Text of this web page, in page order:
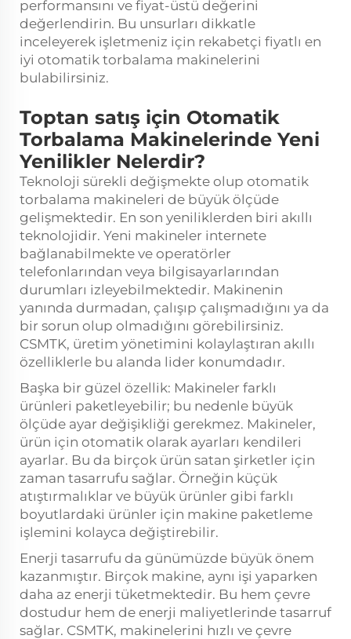
performansını ve fiyat-üstü değerini
değerlendirin. Bu unsurları dikkatle
inceleyerek işletmeniz için rekabetçi fiyatlı en
iyi otomatik torbalama makinelerini
bulabilirsiniz.
Toptan satış için Otomatik
Torbalama Makinelerinde Yeni
Yenilikler Nelerdir?
Teknoloji sürekli değişmekte olup otomatik
torbalama makineleri de büyük ölçüde
gelişmektedir. En son yeniliklerden biri akıllı
teknolojidir. Yeni makineler internete
bağlanabilmekte ve operatörler
telefonlarından veya bilgisayarlarından
durumları izleyebilmektedir. Makinenin
yanında durmadan, çalışıp çalışmadığını ya da
bir sorun olup olmadığını görebilirsiniz.
CSMTK, üretim yönetimini kolaylaştıran akıllı
özelliklerle bu alanda lider konumdadır.
Başka bir güzel özellik: Makineler farklı
ürünleri paketleyebilir; bu nedenle büyük
ölçüde ayar değişikliği gerekmez. Makineler,
ürün için otomatik olarak ayarları kendileri
ayarlar. Bu da birçok ürün satan şirketler için
zaman tasarrufu sağlar. Örneğin küçük
atıştırmalıklar ve büyük ürünler gibi farklı
boyutlardaki ürünler için makine paketleme
işlemini kolayca değiştirebilir.
Enerji tasarrufu da günümüzde büyük önem
kazanmıştır. Birçok makine, aynı işi yaparken
daha az enerji tüketmektedir. Bu hem çevre
dostudur hem de enerji maliyetlerinde tasarruf
sağlar. CSMTK, makinelerini hızlı ve çevre